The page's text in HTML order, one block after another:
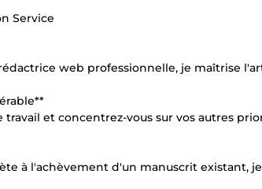
Service
web professionnelle, je maîtrise
travail et concentrez-vous sur vos autres
à l'achèvement d'un manuscrit existant,